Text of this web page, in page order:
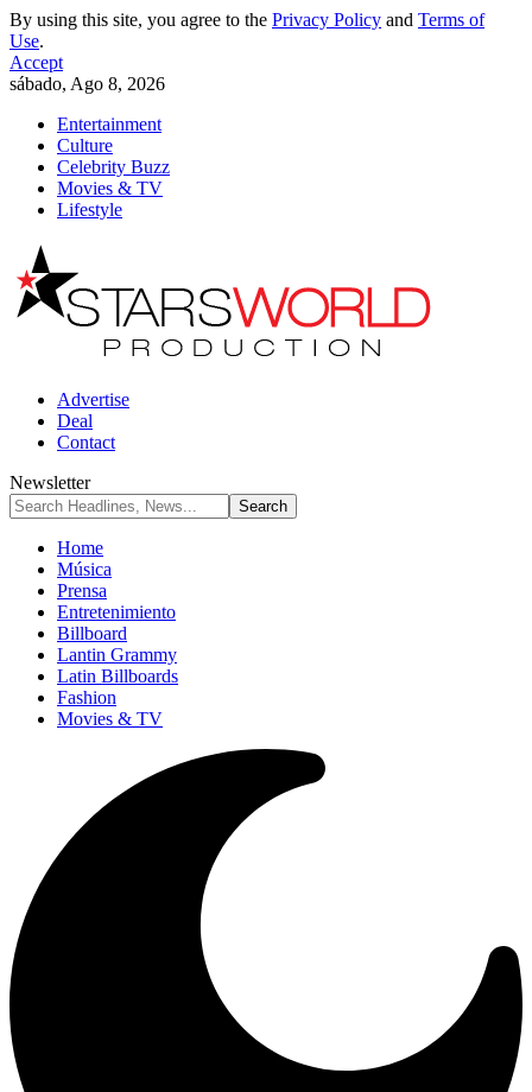
By using this site, you agree to the Privacy Policy and Terms of
Use.
Accept
sábado, Ago 8, 2026
Entertainment
Culture
Celebrity Buzz
Movies & TV
Lifestyle
Advertise
Deal
Contact
Newsletter
Home
Música
Prensa
Entretenimiento
Billboard
Lantin Grammy
Latin Billboards
Fashion
Movies & TV